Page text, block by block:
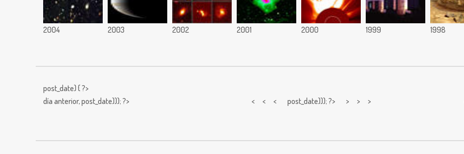
2004 2003 2002 2001 2000 1999 1998
post_date) { ?>
día anterior,post_date))); ?> < < < post_date))); ?> > > >